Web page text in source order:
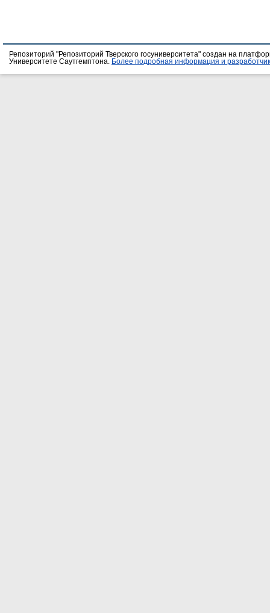
Репозиторий "Репозиторий Тверского госуниверситета" создан на
Университете Саутгемптона.
Более подробная информация и